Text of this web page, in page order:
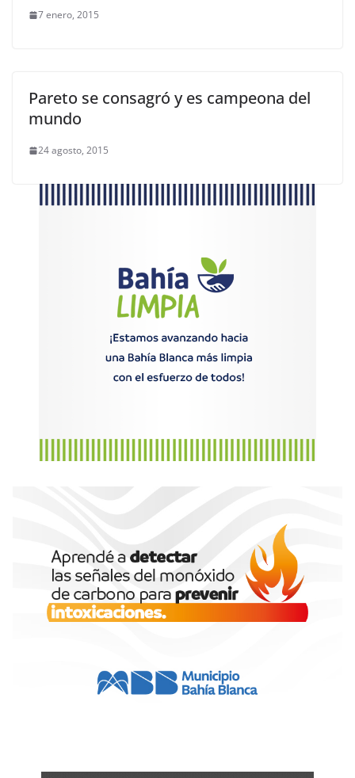
7 enero, 2015
Pareto se consagró y es campeona del
mundo
24 agosto, 2015